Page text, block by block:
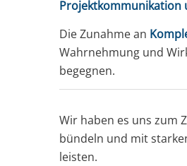
Projektkommunikation
Die Zunahme an
Wahrnehmung und
begegnen.
Wir haben es uns zum
bündeln und mit
leisten.